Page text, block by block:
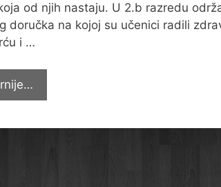
od njih nastaju. U 2.b razredu
doručka na kojoj su učenici radili
i …
zdravog